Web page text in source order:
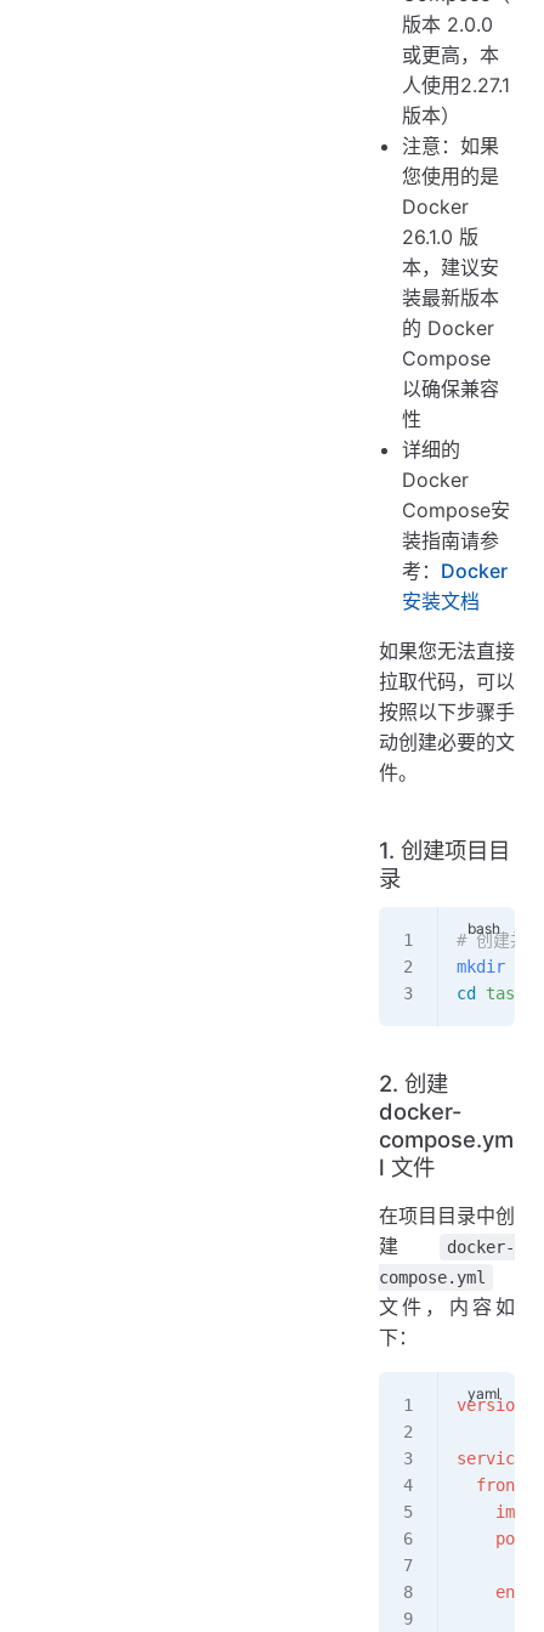
版本 2.0.0
或更高，本
人使用2.27.1
版本）
注意：如果
您使用的是
Docker
26.1.0 版
本，建议安
装最新版本
的 Docker
Compose
以确保兼容
性
详细的
Docker
Compose安
装指南请参
考： Docker
安装文档
如果您无法直接
拉取代码，可以
按照以下步骤手
动创建必要的文
件。
1. 创建项目目
录
# 创建并
mkdir
cd
2. 创建
docker-
compose.ym
l 文件
在项目目录中创
建
docker-
compose.yml
文件，内容如
下：
version
services
    image
    ports